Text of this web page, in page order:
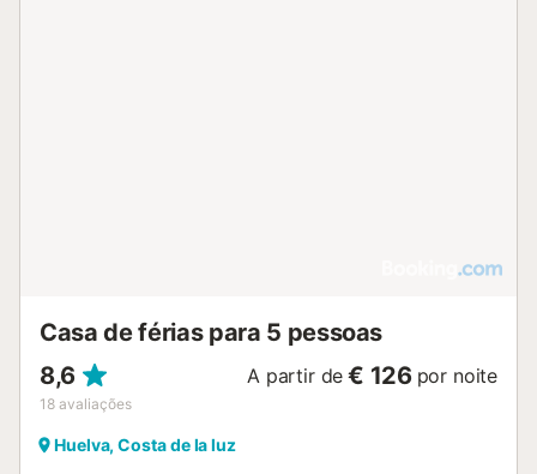
Casa de férias para 5 pessoas
8,6
18 avaliações
A partir de € 126 por noite
Huelva, Costa de la luz